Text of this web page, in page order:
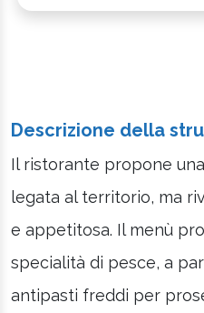
Descrizione della
Il ristorante propone
legata al territorio, ma
e appetitosa. Il menù
specialità di pesce, a
antipasti freddi per